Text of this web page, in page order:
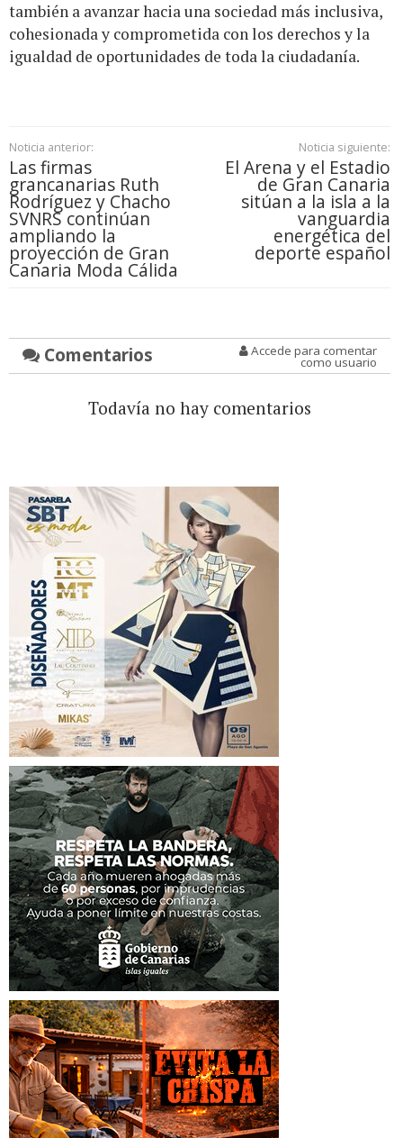
también a avanzar hacia una sociedad más inclusiva,
cohesionada y comprometida con los derechos y la
igualdad de oportunidades de toda la ciudadanía.
Noticia anterior:
Las firmas
grancanarias Ruth
Rodríguez y Chacho
SVNRS continúan
ampliando la
proyección de Gran
Canaria Moda Cálida
Noticia siguiente:
El Arena y el Estadio
de Gran Canaria
sitúan a la isla a la
vanguardia
energética del
deporte español
Comentarios Accede para comentar
como usuario
Todavía no hay comentarios